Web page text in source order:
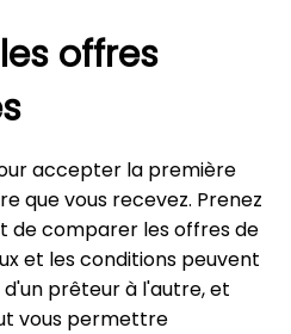
offres
accepter la première
que vous recevez. Prenez
de comparer les offres de
et les conditions peuvent
prêteur à l'autre, et
vous permettre